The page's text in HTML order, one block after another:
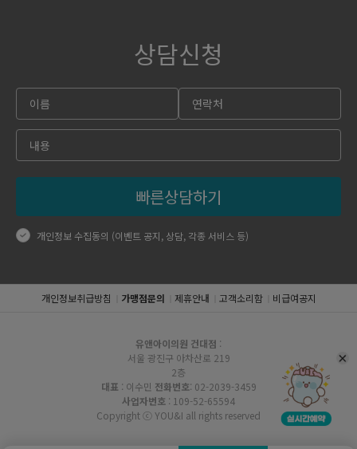
상담신청
빠른상담하기
개인정보 수집동의 (이벤트 공지, 상담, 각종 서비스 등)
개인정보취급방침 가맹점문의 제휴안내 고객소리함 비급여공지
유앤아이의원 건대점 :
서울 광진구 아차산로 219
2층
대표 : 이수민 전화번호: 02-2039-3459
사업자번호 : 109-52-65594
Copyright ⓒ YOU&I all rights reserved